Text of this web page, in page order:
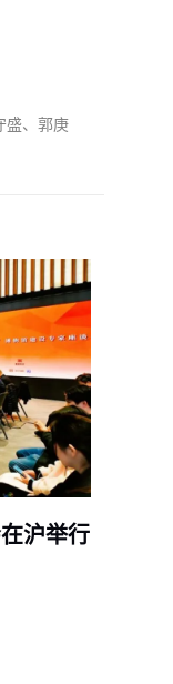
盛、郭庚
沪举行